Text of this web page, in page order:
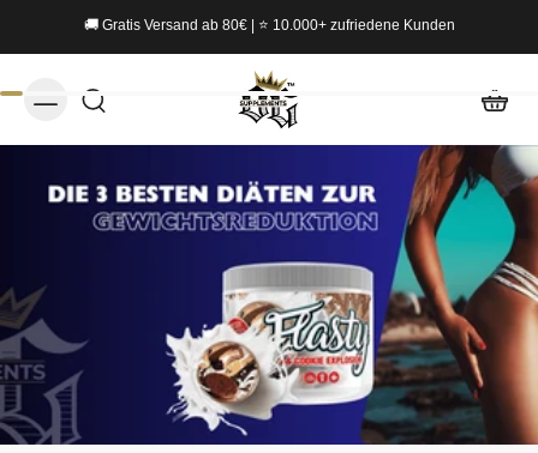
🚚 Gratis Versand ab 80€ | ⭐ 10.000+ zufriedene Kunden